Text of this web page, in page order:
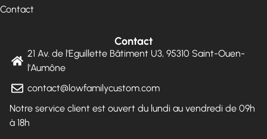
Contact
Contact
21 Av. de l'Eguillette Bâtiment U3, 95310 Saint-Ouen-
l'Aumône
contact@lowfamilycustom.com
Notre service client est ouvert du lundi au vendredi de 09h
à 18h